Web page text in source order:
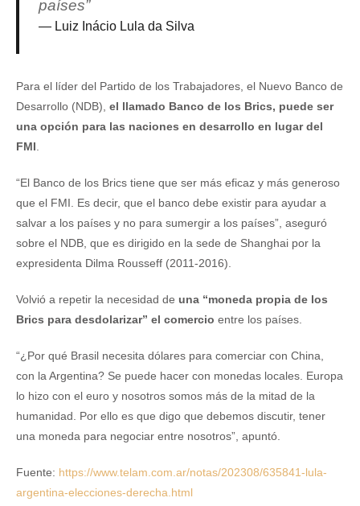
países”
Luiz Inácio Lula da Silva
Para el líder del Partido de los Trabajadores, el Nuevo Banco de
Desarrollo (NDB), el llamado Banco de los Brics, puede ser
una opción para las naciones en desarrollo en lugar del
FMI.
“El Banco de los Brics tiene que ser más eficaz y más generoso
que el FMI. Es decir, que el banco debe existir para ayudar a
salvar a los países y no para sumergir a los países”, aseguró
sobre el NDB, que es dirigido en la sede de Shanghai por la
expresidenta Dilma Rousseff (2011-2016).
Volvió a repetir la necesidad de una “moneda propia de los
Brics para desdolarizar” el comercio entre los países.
“¿Por qué Brasil necesita dólares para comerciar con China,
con la Argentina? Se puede hacer con monedas locales. Europa
lo hizo con el euro y nosotros somos más de la mitad de la
humanidad. Por ello es que digo que debemos discutir, tener
una moneda para negociar entre nosotros”, apuntó.
Fuente: https://www.telam.com.ar/notas/202308/635841-lula-
argentina-elecciones-derecha.html